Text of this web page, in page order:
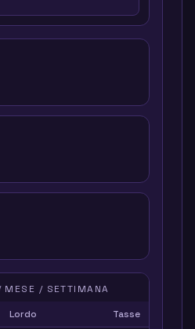
MESE / SETTIMANA
Lordo Tasse